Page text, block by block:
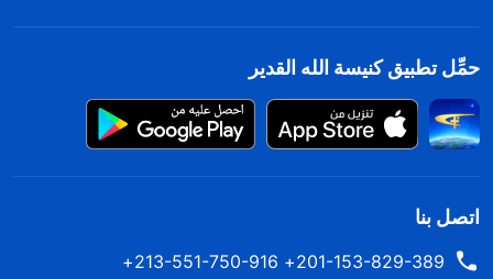
حمِّل تطبيق كنيسة الله القدير
اتصل بنا
201-153-829-389+ 213-551-750-916+